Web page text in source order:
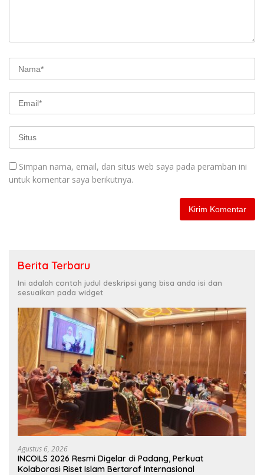
Simpan nama, email, dan situs web saya pada peramban ini
untuk komentar saya berikutnya.
Berita Terbaru
Ini adalah contoh judul deskripsi yang bisa anda isi dan
sesuaikan pada widget
Agustus 6, 2026
INCOILS 2026 Resmi Digelar di Padang, Perkuat
Kolaborasi Riset Islam Bertaraf Internasional